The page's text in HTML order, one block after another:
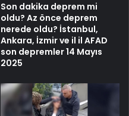
Son dakika deprem mi
oldu? Az önce deprem
nerede oldu? İstanbul,
Ankara, İzmir ve il il AFAD
son depremler 14 Mayıs
2025